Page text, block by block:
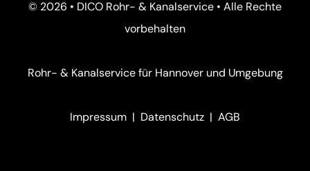
© 2026 • DICO Rohr- & Kanalservice • Alle Rechte
vorbehalten
Rohr- & Kanalservice für Hannover und Umgebung
Impressum | Datenschutz | AGB